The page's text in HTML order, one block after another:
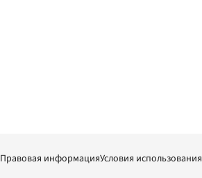
Правовая информацияУсловия использования